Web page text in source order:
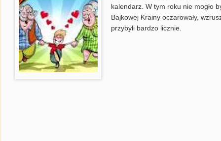
kalendarz. W tym roku nie mogło
Bajkowej Krainy oczarowały,
przybyli bardzo licznie.